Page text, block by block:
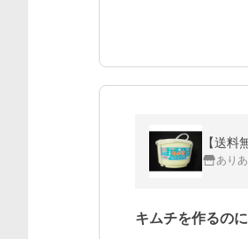
【送
あり
キムチを作るの